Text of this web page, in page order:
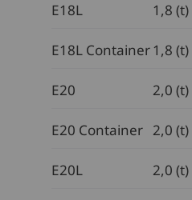
E18L 1,8 (t)
E18L Container1,8 (t)
E20 2,0 (t)
E20 Container 2,0 (t)
E20L 2,0 (t)